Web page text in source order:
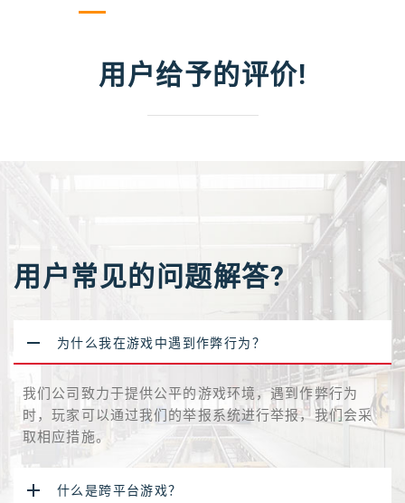
用户给予的评价!
用户常见的问题解答?
为什么我在游戏中遇到作弊行为？
我们公司致力于提供公平的游戏环境，遇到作弊行为
时，玩家可以通过我们的举报系统进行举报，我们会采
取相应措施。
什么是跨平台游戏？